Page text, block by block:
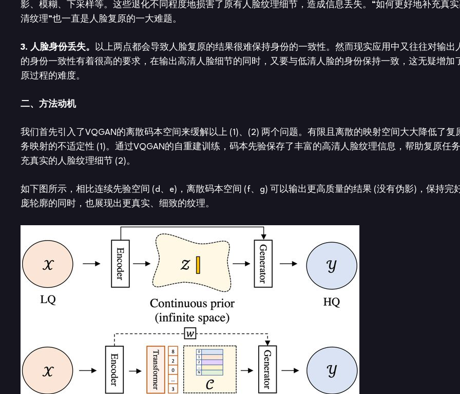
影、模糊、下采样等。这些退化不同程度地损害了原有人脸纹理细节，造成信息丢失。“如何更好地补充真
清纹理”也一直是人脸复原的一大难题。
3. 人脸身份丢失。 以上两点都会导致人脸复原的结果很难保持身份的一致性。然而现实应用中又往往对输出
的身份一致性有着很高的要求，在输出高清人脸细节的同时，又要与低清人脸的身份保持一致，这无疑增加
原过程的难度。
二、 方法动机
我们首先引入了VQGAN的离散码本空间来缓解以上 (1)、(2) 两个问题。有限且离散的映射空间大大降低了复
务映射的不适定性 (1)。通过VQGAN的自重建训练，码本先验保存了丰富的高清人脸纹理信息，帮助复原任
充真实的人脸纹理细节 (2)。
如下图所示，相比连续先验空间 (d、e)，离散码本空间 (f、g) 可以输出更高质量的结果 (没有伪影)，保持完
庞轮廓的同时，也展现出更真实、细致的纹理。